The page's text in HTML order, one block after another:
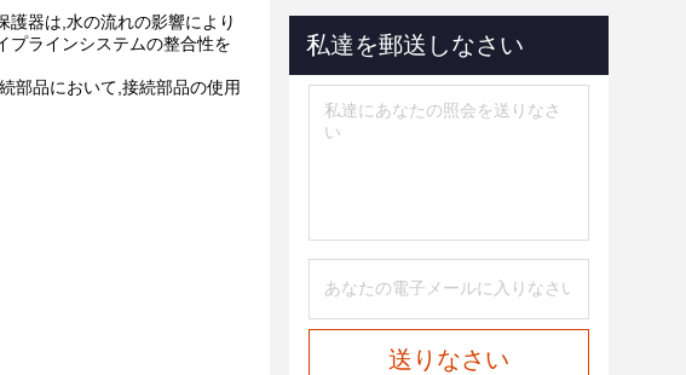
器は,水の流れの影響により
プラインシステムの整合性を
部品において,接続部品の使用
私達を郵送しなさい
送りなさい